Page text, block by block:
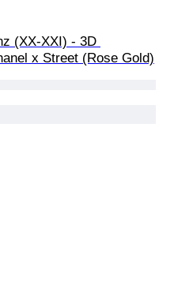
(XX-XXI) - 3D
x Street (Rose Gold)